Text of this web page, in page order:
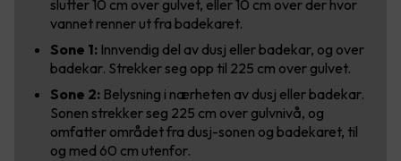
slutter 10 cm over gulvet, eller 10 cm over der hvor
vannet renner ut fra badekaret.
Sone 1: Innvendig del av dusj eller badekar, og over
badekar. Strekker seg opp til 225 cm over gulvet.
Sone 2: Belysning i nærheten av dusj eller badekar.
Sonen strekker seg 225 cm over gulvnivå, og
omfatter området fra dusj-sonen og badekaret, til
og med 60 cm utenfor.